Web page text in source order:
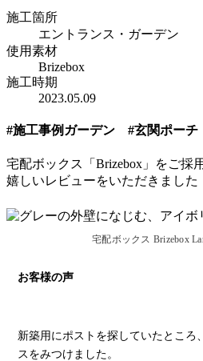
施工箇所
エントランス・ガーデン
使用素材
Brizebox
施工時期
2023.05.09
#施工事例ガーデン #玄関ポー
宅配ボックス「Brizebox」をご採
嬉しいレビューをいただきました
宅配ボックス Brizebox
お客様の声
新築用にポストを探していたところ
スをみつけました。